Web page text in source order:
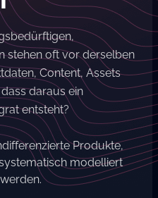
stehen oft vor derselben
Content, Assets
daraus ein
entsteht?
Produkte,
modelliert